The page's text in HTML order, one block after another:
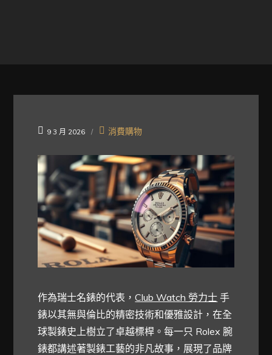
9 3 月 2026 消費購物
作為瑞士名錶的代表，Club Watch 勞力士 手
錶以其無與倫比的精密技術和優雅設計，在全
球製錶史上樹立了卓越標桿。每一只 Rolex 腕
錶都講述著製錶工藝的非凡故事，展現了品牌